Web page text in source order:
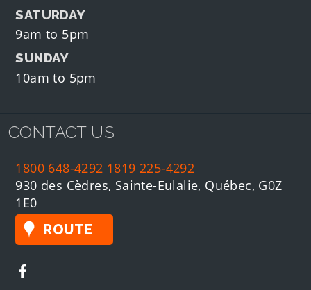
SATURDAY
9am to 5pm
SUNDAY
10am to 5pm
CONTACT US
1800 648-4292 1819 225-4292
930 des Cèdres, Sainte-Eulalie, Québec, G0Z
1E0
ROUTE